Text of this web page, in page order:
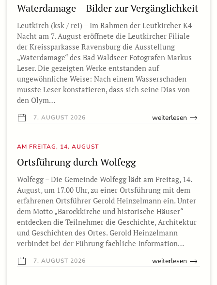
Waterdamage – Bilder zur Vergänglichkeit
Leutkirch (ksk / rei) – Im Rahmen der Leutkircher K4-
Nacht am 7. August eröffnete die Leutkircher Filiale
der Kreissparkasse Ravensburg die Ausstellung
„Waterdamage“ des Bad Waldseer Fotografen Markus
Leser. Die gezeigten Werke entstanden auf
ungewöhnliche Weise: Nach einem Wasserschaden
musste Leser konstatieren, dass sich seine Dias von
den Olym…
7. AUGUST 2026 weiterlesen
AM FREITAG, 14. AUGUST
Ortsführung durch Wolfegg
Wolfegg – Die Gemeinde Wolfegg lädt am Freitag, 14.
August, um 17.00 Uhr, zu einer Ortsführung mit dem
erfahrenen Ortsführer Gerold Heinzelmann ein. Unter
dem Motto „Barockkirche und historische Häuser“
entdecken die Teilnehmer die Geschichte, Architektur
und Geschichten des Ortes. Gerold Heinzelmann
verbindet bei der Führung fachliche Information…
7. AUGUST 2026 weiterlesen